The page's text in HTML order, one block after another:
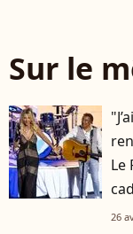
Sur le
Le
26